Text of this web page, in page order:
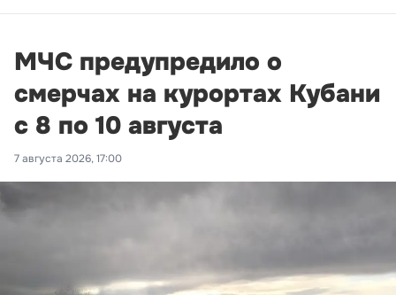
МЧС предупредило о
смерчах на курортах Кубани
с 8 по 10 августа
7 августа 2026, 17:00